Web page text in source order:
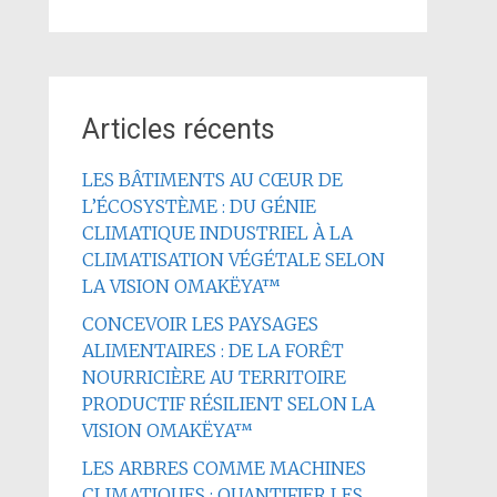
Articles récents
LES BÂTIMENTS AU CŒUR DE
L’ÉCOSYSTÈME : DU GÉNIE
CLIMATIQUE INDUSTRIEL À LA
CLIMATISATION VÉGÉTALE SELON
LA VISION OMAKËYA™
CONCEVOIR LES PAYSAGES
ALIMENTAIRES : DE LA FORÊT
NOURRICIÈRE AU TERRITOIRE
PRODUCTIF RÉSILIENT SELON LA
VISION OMAKËYA™
LES ARBRES COMME MACHINES